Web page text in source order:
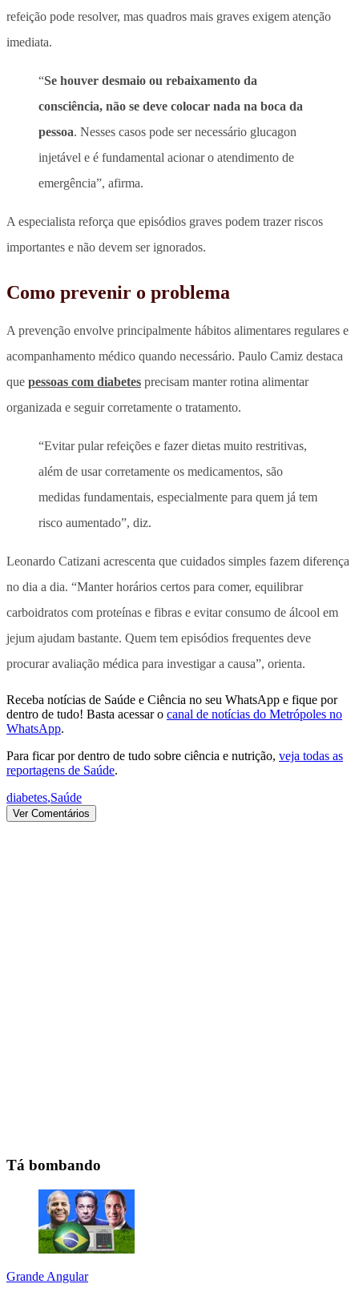
refeição pode resolver, mas quadros mais graves exigem atenção
imediata.
“Se houver desmaio ou rebaixamento da
consciência, não se deve colocar nada na boca da
pessoa. Nesses casos pode ser necessário glucagon
injetável e é fundamental acionar o atendimento de
emergência”, afirma.
A especialista reforça que episódios graves podem trazer riscos
importantes e não devem ser ignorados.
Como prevenir o problema
A prevenção envolve principalmente hábitos alimentares regulares e
acompanhamento médico quando necessário. Paulo Camiz destaca
que pessoas com diabetes precisam manter rotina alimentar
organizada e seguir corretamente o tratamento.
“Evitar pular refeições e fazer dietas muito restritivas,
além de usar corretamente os medicamentos, são
medidas fundamentais, especialmente para quem já tem
risco aumentado”, diz.
Leonardo Catizani acrescenta que cuidados simples fazem diferença
no dia a dia. “Manter horários certos para comer, equilibrar
carboidratos com proteínas e fibras e evitar consumo de álcool em
jejum ajudam bastante. Quem tem episódios frequentes deve
procurar avaliação médica para investigar a causa”, orienta.
Receba notícias de Saúde e Ciência no seu WhatsApp e fique por
dentro de tudo! Basta acessar o canal de notícias do Metrópoles no
WhatsApp.
Para ficar por dentro de tudo sobre ciência e nutrição, veja todas as
reportagens de Saúde.
diabetes,Saúde
Ver Comentários
Tá bombando
Grande Angular